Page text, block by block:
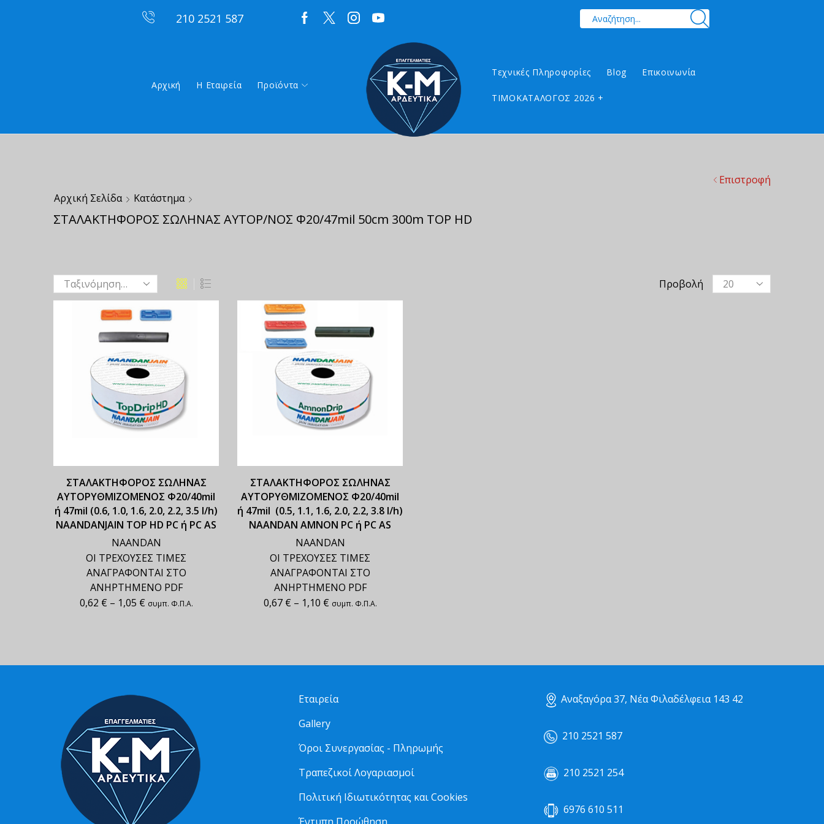
210 2521 587
Αρχική Η Εταιρεία Προϊόντα
Τεχνικές Πληροφορίες Blog Επικοινωνία
ΤΙΜΟΚΑΤΑΛΟΓΟΣ 2026 +
Αρχική Σελίδα Κατάστημα
ΣΤΑΛΑΚΤΗΦΟΡΟΣ ΣΩΛΗΝΑΣ ΑΥΤΟΡ/ΝΟΣ Φ20/47mil 50cm 300m TOP HD
Επιστροφή
Προβολή
ΣΤΑΛΑΚΤΗΦΟΡΟΣ ΣΩΛΗΝΑΣ
ΑΥΤΟΡΥΘΜΙΖΟΜΕΝΟΣ Φ20/40mil
ή 47mil (0.6, 1.0, 1.6, 2.0, 2.2, 3.5 l/h)
NAANDANJAIN TOP HD PC ή PC AS
NAANDAN
ΟΙ ΤΡΕΧΟΥΣΕΣ ΤΙΜΕΣ
ΑΝΑΓΡΑΦΟΝΤΑΙ ΣΤΟ
ΑΝΗΡΤΗΜΕΝΟ PDF
0,62 € – 1,05 € συμπ. Φ.Π.Α.
ΣΤΑΛΑΚΤΗΦΟΡΟΣ ΣΩΛΗΝΑΣ
ΑΥΤΟΡΥΘΜΙΖΟΜΕΝΟΣ Φ20/40mil
ή 47mil (0.5, 1.1, 1.6, 2.0, 2.2, 3.8 l/h)
NAANDAN ΑΜΝΟΝ PC ή PC AS
NAANDAN
ΟΙ ΤΡΕΧΟΥΣΕΣ ΤΙΜΕΣ
ΑΝΑΓΡΑΦΟΝΤΑΙ ΣΤΟ
ΑΝΗΡΤΗΜΕΝΟ PDF
0,67 € – 1,10 € συμπ. Φ.Π.Α.
Εταιρεία
Gallery
Όροι Συνεργασίας - Πληρωμής
Τραπεζικοί Λογαριασμοί
Πολιτική Ιδιωτικότητας και Cookies
Αναξαγόρα 37, Νέα Φιλαδέλφεια 143 42
210 2521 587
210 2521 254
6976 610 511